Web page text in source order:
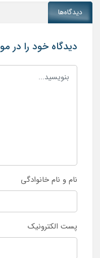
دیدگاه‌ها
دیدگاه خود را در
نام و نام خانوادگی
پست الکترونیک